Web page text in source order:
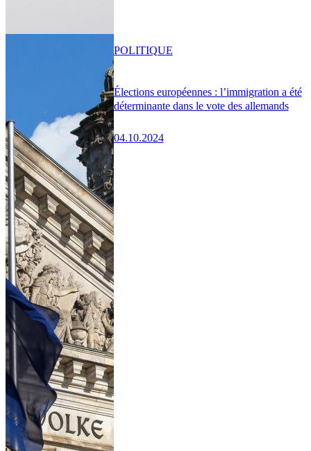
Élections européennes : l’immigration a été
déterminante dans le vote des allemands
04.10.2024
POLITIQUE